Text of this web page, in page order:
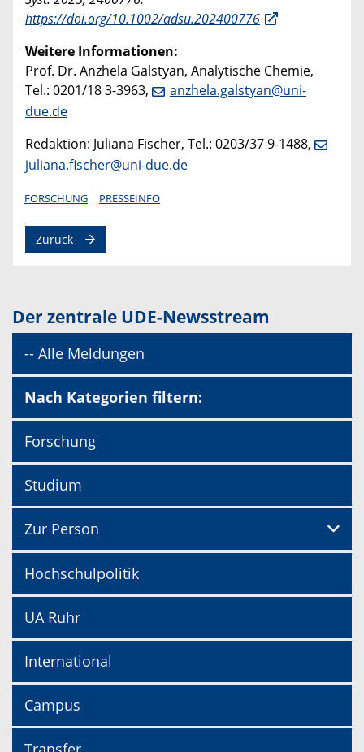
https://doi.org/10.1002/adsu.202400776
Weitere Informationen:
Prof. Dr. Anzhela Galstyan, Analytische Chemie,
Tel.: 0201/18 3-3963,
anzhela.galstyan@uni-
due.de
Redaktion: Juliana Fischer, Tel.: 0203/37 9-1488,
juliana.fischer@uni-due.de
FORSCHUNG PRESSEINFO
Zurück
Der zentrale UDE-Newsstream
-- Alle Meldungen
Nach Kategorien filtern:
Forschung
Studium
Zur Person
Hochschulpolitik
UA Ruhr
International
Campus